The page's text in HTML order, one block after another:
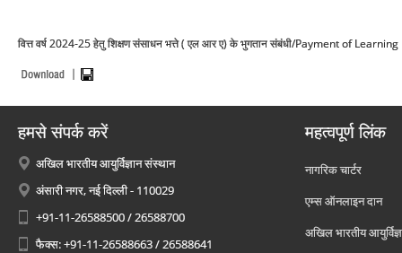
वित्त वर्ष 2024-25 हेतु शिक्षण संसाधन भत्ते ( एल आर ए) के भुगतान संबंधी/Payment of
हमसे संपर्क करें
अखिल भारतीय आयुर्विज्ञान संस्थान
अंसारी नगर, नई दिल्ली - 110029
+91-11-26588500 / 26588700
फैक्स: +91-11-26588663 / 26588641
महत्वपूर्ण लिंक
नागरिक चार्टर
एम्स ऑनलाइन दान
अखिल भारतीय